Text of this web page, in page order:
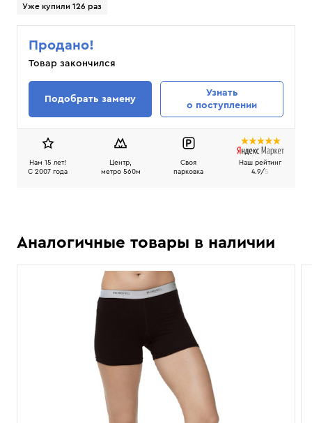
Уже купили 126 раз
Продано!
Товар закончился
Подобрать замену
Узнать
о поступлении
Нам 15 лет!
C 2007 года
Центр,
метро 560м
Своя
парковка
Наш рейтинг
4.9/5
Аналогичные товары в наличии